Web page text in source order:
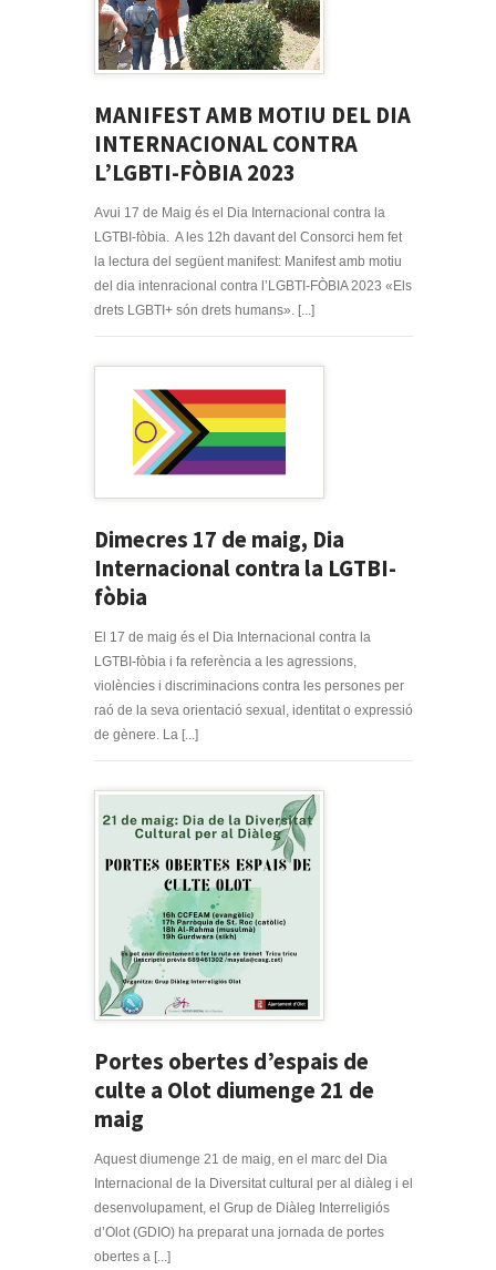
MANIFEST AMB MOTIU DEL DIA
INTERNACIONAL CONTRA
L’LGBTI-FÒBIA 2023
Avui 17 de Maig és el Dia Internacional contra la
LGTBI-fòbia. A les 12h davant del Consorci hem fet
la lectura del següent manifest: Manifest amb motiu
del dia intenracional contra l’LGBTI-FÒBIA 2023 «Els
drets LGBTI+ són drets humans». [...]
Dimecres 17 de maig, Dia
Internacional contra la LGTBI-
fòbia
El 17 de maig és el Dia Internacional contra la
LGTBI-fòbia i fa referència a les agressions,
violències i discriminacions contra les persones per
raó de la seva orientació sexual, identitat o expressió
de gènere. La [...]
Portes obertes d’espais de
culte a Olot diumenge 21 de
maig
Aquest diumenge 21 de maig, en el marc del Dia
Internacional de la Diversitat cultural per al diàleg i el
desenvolupament, el Grup de Diàleg Interreligiós
d’Olot (GDIO) ha preparat una jornada de portes
obertes a [...]